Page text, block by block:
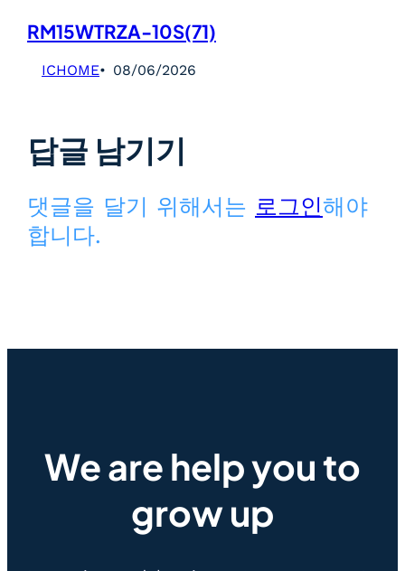
RM15WTRZA-10S(71)
ICHOME 08/06/2026
답글 남기기
댓글을 달기 위해서는 로그인해야
합니다.
We are help you to
grow up